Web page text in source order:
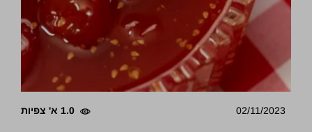
02/11/2023 1.0 א' צפיות